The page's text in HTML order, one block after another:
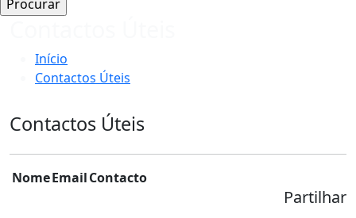
Início
Contactos Úteis
Contactos Úteis
NomeEmailContacto
Partilhar